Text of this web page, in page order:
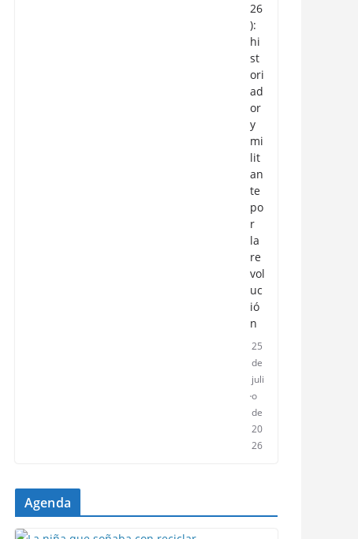
26
):
hi
st
ori
ad
or
y
mi
lit
an
te
po
r
la
re
vol
uc
ió
n
25
de
juli
o
de
20
26
Agenda